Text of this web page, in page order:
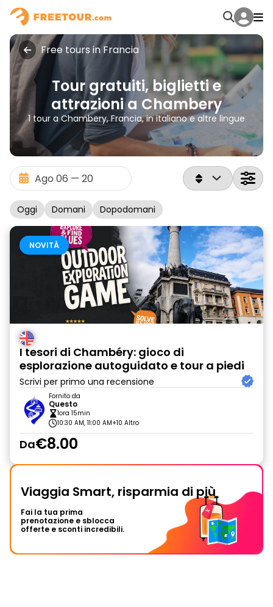
Free tours in Francia
Tour gratuiti, biglietti e
attrazioni a Chambery
1 tour a Chambery, Francia, in italiano e altre lingue
Oggi Domani Dopodomani
NOVITÀ
I tesori di Chambéry: gioco di
esplorazione autoguidato e tour a piedi
Scrivi per primo una recensione
Fornito da
Questo
1ora 15min
10:30 AM, 11:00 AM+10 Altro
Da€8.00
Viaggia Smart, risparmia di più
Fai la tua prima
prenotazione e sblocca
offerte e sconti incredibili.